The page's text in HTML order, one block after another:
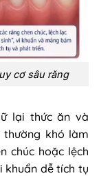
cơ sâu răng
lại thức ăn và
khó làm
chúc hoặc lệch
khuẩn dễ tích tụ